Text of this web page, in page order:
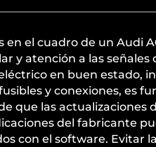
en el cuadro de un Audi
y atención a las señales
en buen estado,
y conexiones, es
que las actualizaciones
del fabricante
con el software. Evitar